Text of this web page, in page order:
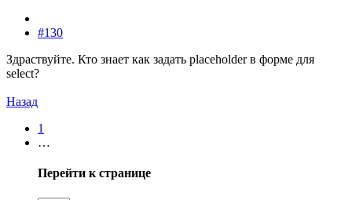
#130
Здраствуйте. Кто знает как задать placeholder в форме для
select?
Назад
1
…
Перейти к странице